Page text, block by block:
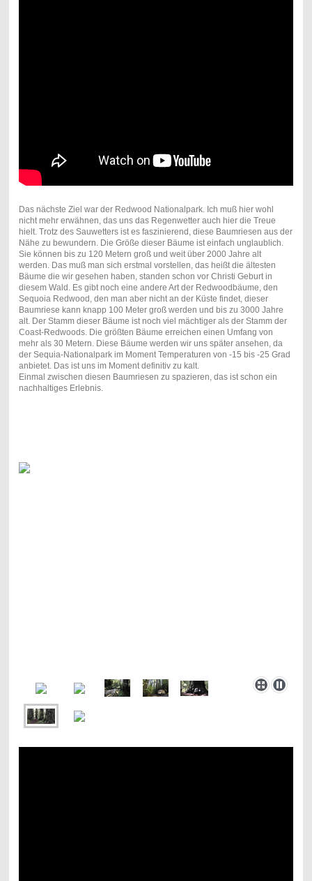
Das nächste Ziel war der Redwood Nationalpark. Ich muß hier wohl
nicht mehr erwähnen, das uns das Regenwetter auch hier die Treue
hielt. Trotz des Sauwetters ist es faszinierend, diese Baumriesen aus der
Nähe zu bewundern. Die Größe dieser Bäume ist einfach unglaublich.
Sie können bis zu 120 Metern groß und weit über 2000 Jahre alt
werden. Das muß man sich erstmal vorstellen, das heißt die ältesten
Bäume die wir gesehen haben, standen schon vor Christi Geburt in
diesem Wald. Es gibt noch eine andere Art der Redwoodbäume, den
Sequoia Redwood, den man aber nicht an der Küste findet, dieser
Baumriese kann knapp 100 Meter groß werden und bis zu 3000 Jahre
alt. Der Stamm dieser Bäume ist noch viel mächtiger als der Stamm der
Coast-Redwoods. Die größten Bäume erreichen einen Umfang von
mehr als 30 Metern. Diese Bäume werden wir uns später ansehen, da
der Sequia-Nationalpark im Moment Temperaturen von -15 bis -25 Grad
anbietet. Das ist uns im Moment definitiv zu kalt.
Einmal zwischen diesen Baumriesen zu spazieren, das ist schon ein
nachhaltiges Erlebnis.